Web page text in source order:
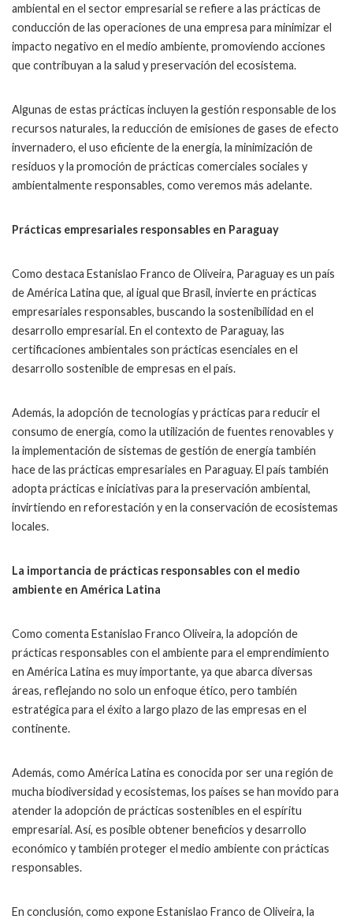
ambiental en el sector empresarial se refiere a las prácticas de
conducción de las operaciones de una empresa para minimizar el
impacto negativo en el medio ambiente, promoviendo acciones
que contribuyan a la salud y preservación del ecosistema.
Algunas de estas prácticas incluyen la gestión responsable de los
recursos naturales, la reducción de emisiones de gases de efecto
invernadero, el uso eficiente de la energía, la minimización de
residuos y la promoción de prácticas comerciales sociales y
ambientalmente responsables, como veremos más adelante.
Prácticas empresariales responsables en Paraguay
Como destaca Estanislao Franco de Oliveira, Paraguay es un país
de América Latina que, al igual que Brasil, invierte en prácticas
empresariales responsables, buscando la sostenibilidad en el
desarrollo empresarial. En el contexto de Paraguay, las
certificaciones ambientales son prácticas esenciales en el
desarrollo sostenible de empresas en el país.
Además, la adopción de tecnologías y prácticas para reducir el
consumo de energía, como la utilización de fuentes renovables y
la implementación de sistemas de gestión de energía también
hace de las prácticas empresariales en Paraguay. El país también
adopta prácticas e iniciativas para la preservación ambiental,
invirtiendo en reforestación y en la conservación de ecosistemas
locales.
La importancia de prácticas responsables con el medio
ambiente en América Latina
Como comenta Estanislao Franco Oliveira, la adopción de
prácticas responsables con el ambiente para el emprendimiento
en América Latina es muy importante, ya que abarca diversas
áreas, reflejando no solo un enfoque ético, pero también
estratégica para el éxito a largo plazo de las empresas en el
continente.
Además, como América Latina es conocida por ser una región de
mucha biodiversidad y ecosistemas, los países se han movido para
atender la adopción de prácticas sostenibles en el espíritu
empresarial. Así, es posible obtener beneficios y desarrollo
económico y también proteger el medio ambiente con prácticas
responsables.
En conclusión, como expone Estanislao Franco de Oliveira, la